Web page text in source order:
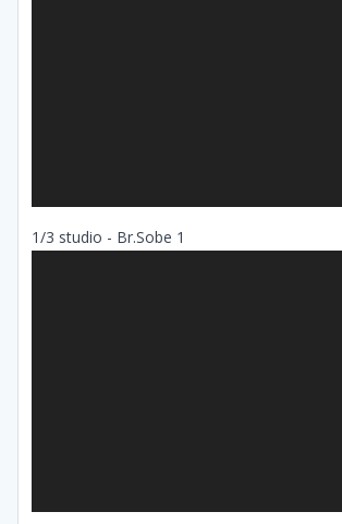
1/3 studio - Br.Sobe 1